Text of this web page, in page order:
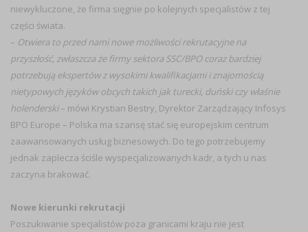
niewykluczone, że firma sięgnie po kolejnych specjalistów z tej
części świata.
– Otwiera to przed nami nowe możliwości rekrutacyjne na
przyszłość, zwłaszcza że firmy sektora SSC/BPO coraz bardziej
potrzebują ekspertów z wysokimi kwalifikacjami i znajomością
nietypowych języków obcych takich jak turecki, duński czy właśnie
holenderski– mówi Krystian Bestry, Dyrektor Zarządzający Infosys
BPO Europe – Polska ma szansę stać się europejskim centrum
zaawansowanych usług biznesowych. Do tego potrzebujemy
jednak zaplecza ściśle wyspecjalizowanych kadr, a tych u nas
zaczyna brakować.
Nowe kierunki rekrutacji
Poszukiwanie specjalistów poza granicami kraju nie jest